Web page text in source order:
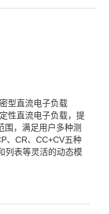
型直流电子负载
性直流电子负载，提
围，满足用户多种测
、CR、CC+CV五种
列表等灵活的动态模